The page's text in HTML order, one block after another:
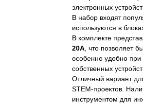
электронных
В набор входят
используются в
В комплекте
20A, что позволяет
особенно удобно
собственных
Отличный вариант
STEM-проектов.
инструментом для